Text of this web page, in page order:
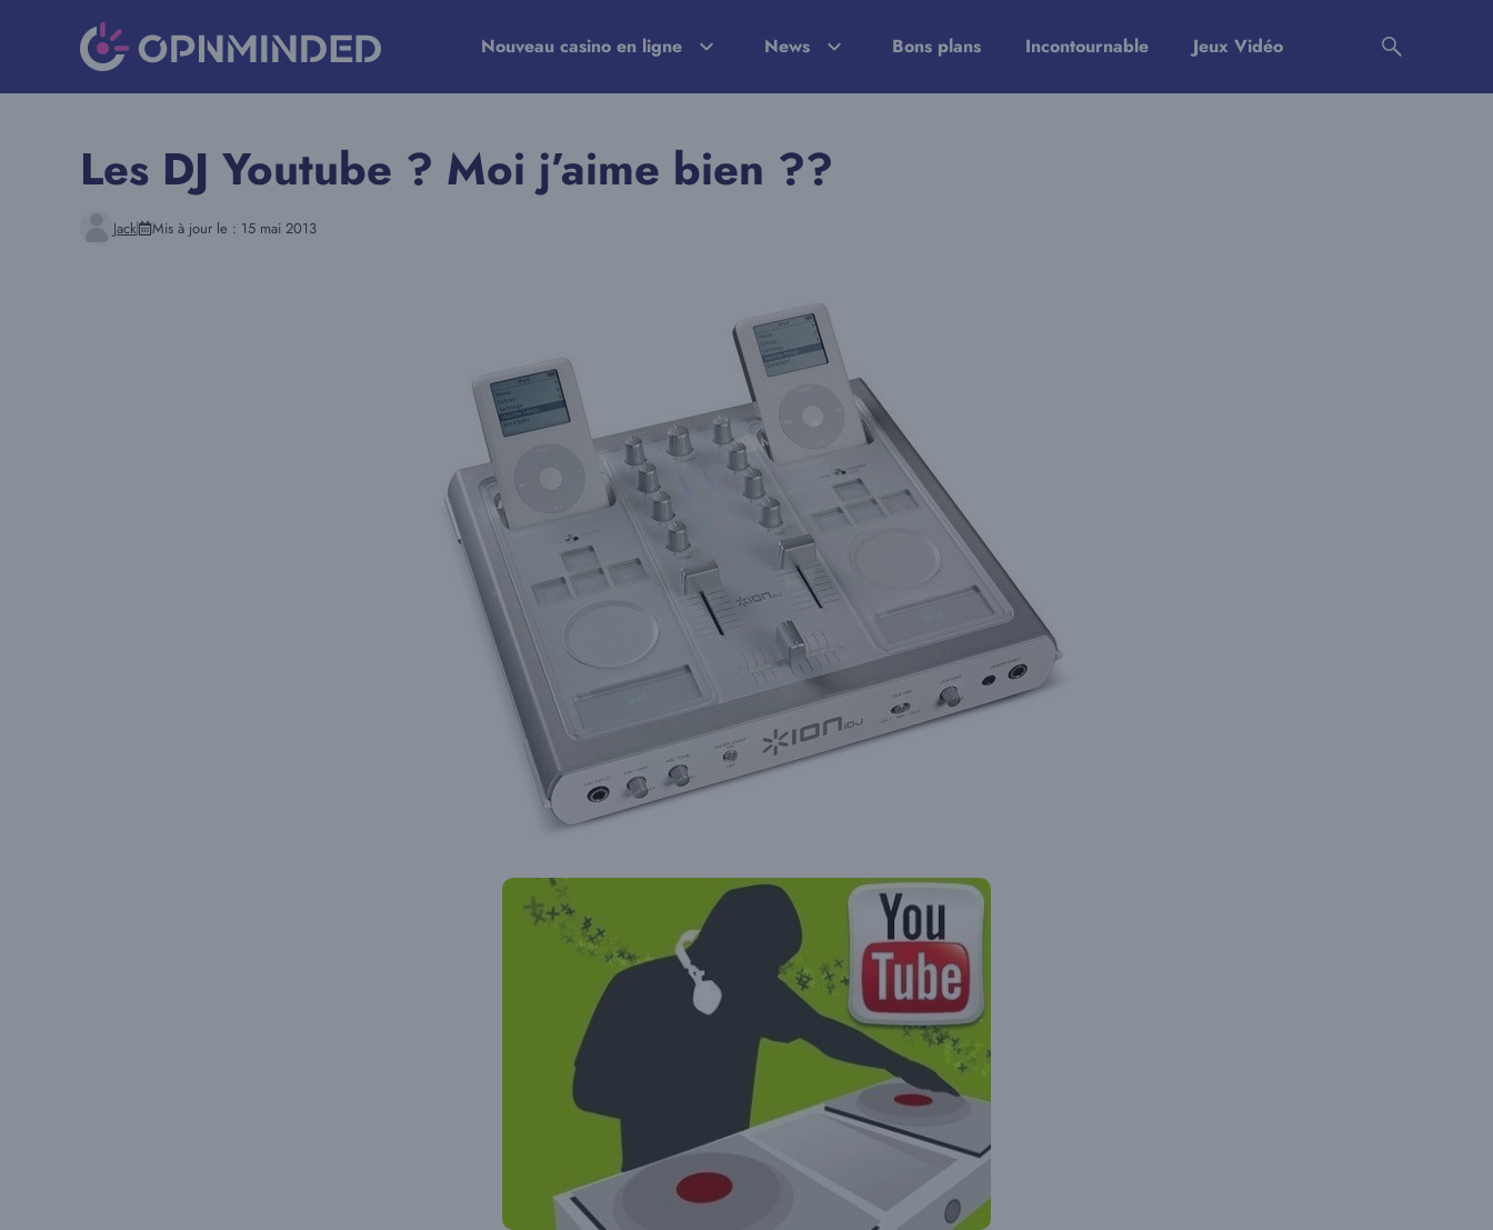
Nouveau casino en ligne News Bons plans Incontournable Jeux Vidéo
Les DJ Youtube ? Moi j’aime bien ??
Jack Mis à jour le : 15 mai 2013